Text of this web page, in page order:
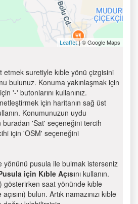
Leaflet| © Google Maps
suretiyle kıble yönü çizgisini
bulunuz. Konuma yakınlaşmak için
'-' butonlarını kullanınız.
için haritanın sağ üst
Konumunuzun uydu
'Sat' seçeneğini tercih
için 'OSM' seçeneğini
yönünü pusula ile bulmak isterseniz
için Kıble Açısını kullanın.
gösterirken saat yönünde kıble
bulun. Artık namazınızı kıble